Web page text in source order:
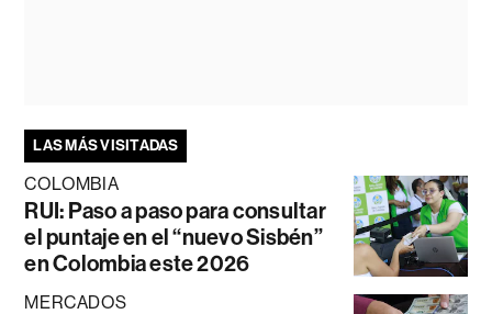
LAS MÁS VISITADAS
COLOMBIA
RUI: Paso a paso para consultar
el puntaje en el “nuevo Sisbén”
en Colombia este 2026
MERCADOS